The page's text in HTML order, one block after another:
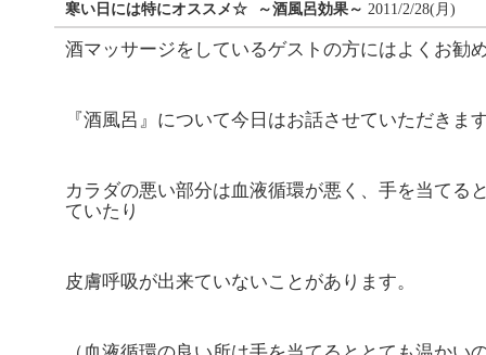
寒い日には特にオススメ☆ ～酒風呂効果～ 2011/2/28(月)
酒マッサージをしているゲストの方にはよくお勧
『酒風呂』について今日はお話させていただきま
カラダの悪い部分は血液循環が悪く、手を当てる
ていたり
皮膚呼吸が出来ていないことがあります。